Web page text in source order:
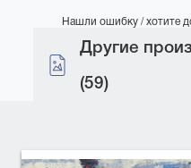
Нашли ошибку / хотите
Другие
(59)